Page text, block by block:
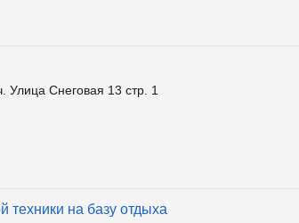
Снеговая 13 стр. 1
техники на базу отдыха